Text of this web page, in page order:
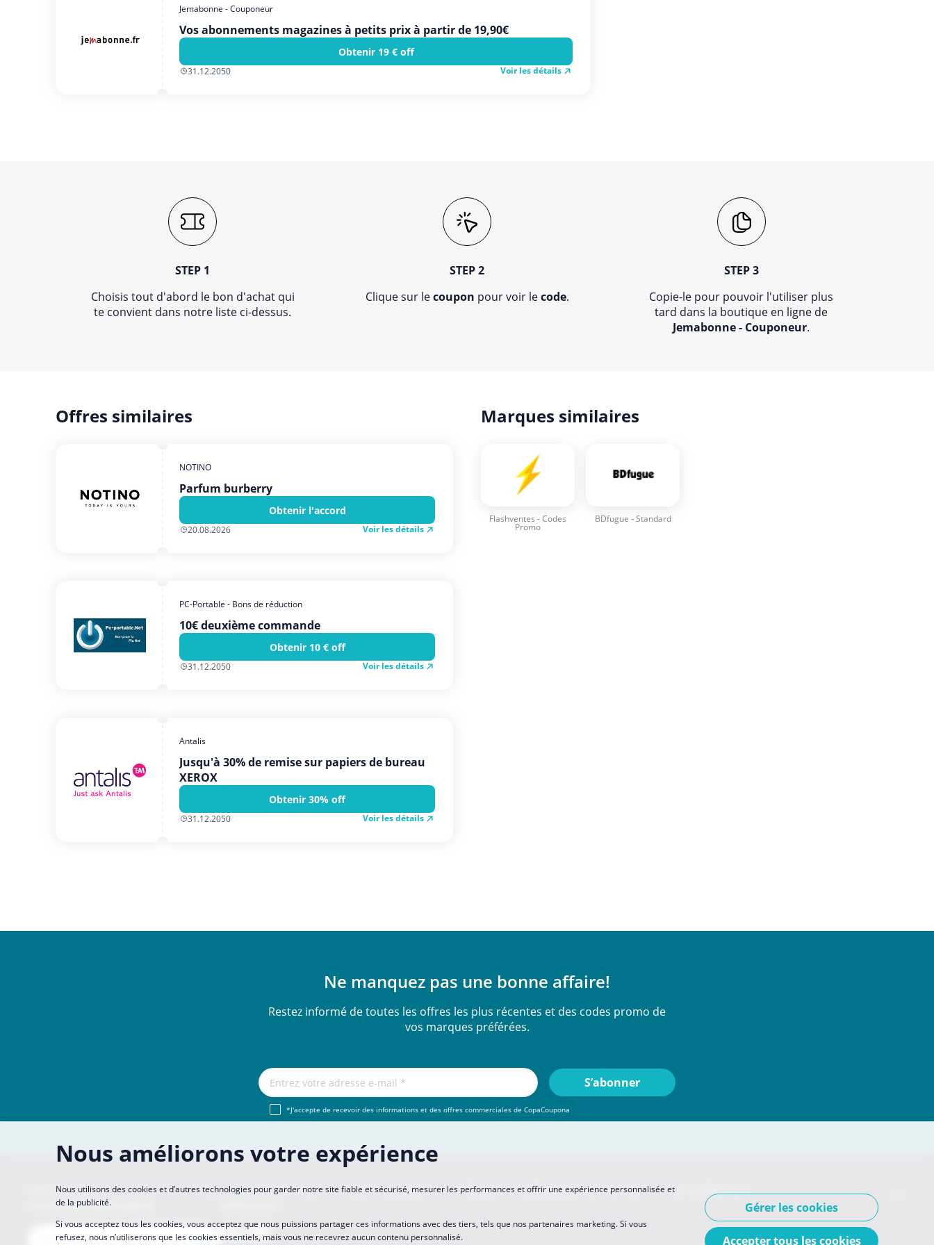
Jemabonne - Couponeur
Vos abonnements magazines à petits prix à partir de 19,90€
Obtenir 19 € off
31.12.2050 Voir les détails
STEP 1
Choisis tout d'abord le bon d'achat qui
te convient dans notre liste ci-dessus.
STEP 2
Clique sur lecoupon pour voir lecode.
STEP 3
Copie-le pour pouvoir l'utiliser plus
tard dans la boutique en ligne de
Jemabonne - Couponeur.
Offres similaires
NOTINO
Parfum burberry
Obtenir l'accord
20.08.2026 Voir les détails
PC-Portable - Bons de réduction
10€ deuxième commande
Obtenir 10 € off
31.12.2050 Voir les détails
Antalis
Jusqu'à 30% de remise sur papiers de bureau
XEROX
Obtenir 30% off
31.12.2050 Voir les détails
Marques similaires
Flashventes - Codes
Promo
BDfugue - Standard
Ne manquez pas une bonne affaire!
Restez informé de toutes les offres les plus récentes et des codes promo de
vos marques préférées.
*J'accepte de recevoir des informations et des offres commerciales de CopaCoupona
Mentions légales About Us FAQ Se Joindre à Nous Devenir partenaire Politique de confidentialité des données
Mes préférences
Les sites de CopaCoupona
Nous améliorons votre expérience
Nous utilisons des cookies et d’autres technologies pour garder notre site fiable et sécurisé, mesurer les performances et offrir une expérience personnalisée et
de la publicité.
Si vous acceptez tous les cookies, vous acceptez que nous puissions partager ces informations avec des tiers, tels que nos partenaires marketing. Si vous
refusez, nous n’utiliserons que les cookies essentiels, mais vous ne recevrez aucun contenu personnalisé.
Gérer les cookies
Accepter tous les cookies